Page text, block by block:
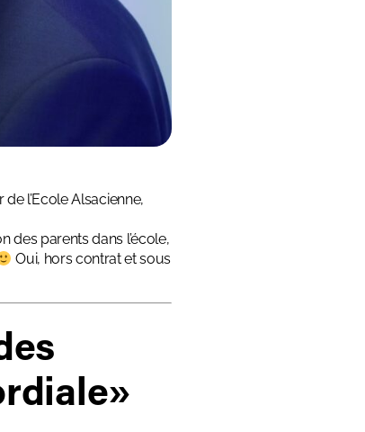
l’Ecole Alsacienne,
des parents dans l’école,
Oui, hors contrat et sous